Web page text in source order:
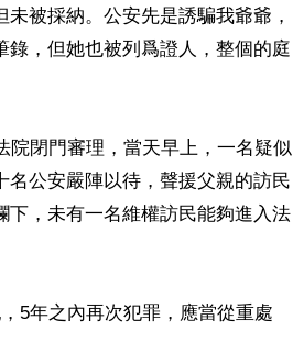
被採納。公安先是誘騙我爺爺，
，但她也被列爲證人，整個的庭
院閉門審理，當天早上，一名疑似
公安嚴陣以待，聲援父親的訪民
下，未有一名維權訪民能夠進入法
5年之內再次犯罪，應當從重處